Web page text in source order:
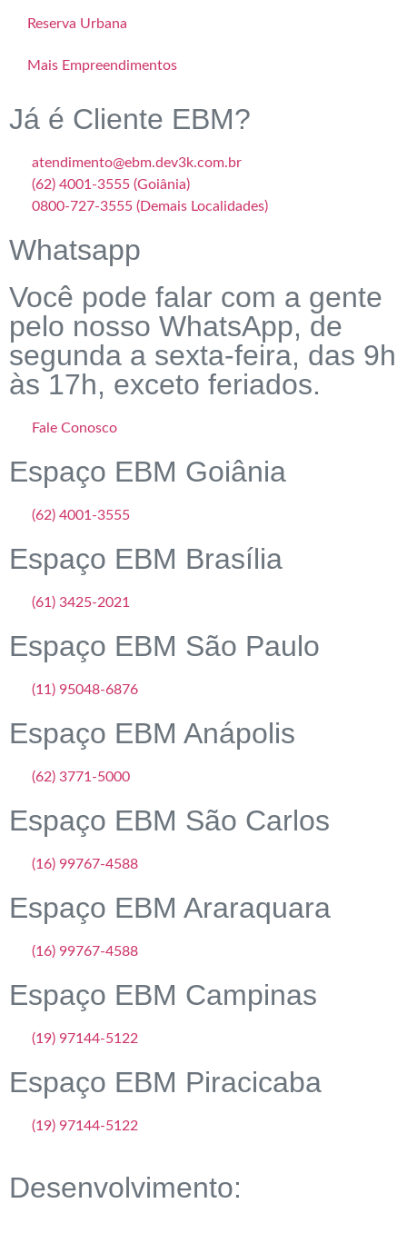
Reserva Urbana
Mais Empreendimentos
Já é Cliente EBM?
atendimento@ebm.dev3k.com.br
(62) 4001-3555 (Goiânia)
0800-727-3555 (Demais Localidades)
Whatsapp
Você pode falar com a gente
pelo nosso WhatsApp, de
segunda a sexta-feira, das 9h
às 17h, exceto feriados.
Fale Conosco
Espaço EBM Goiânia
(62) 4001-3555
Espaço EBM Brasília
(61) 3425-2021
Espaço EBM São Paulo
(11) 95048-6876
Espaço EBM Anápolis
(62) 3771-5000
Espaço EBM São Carlos
(16) 99767-4588
Espaço EBM Araraquara
(16) 99767-4588
Espaço EBM Campinas
(19) 97144-5122
Espaço EBM Piracicaba
(19) 97144-5122
Desenvolvimento: